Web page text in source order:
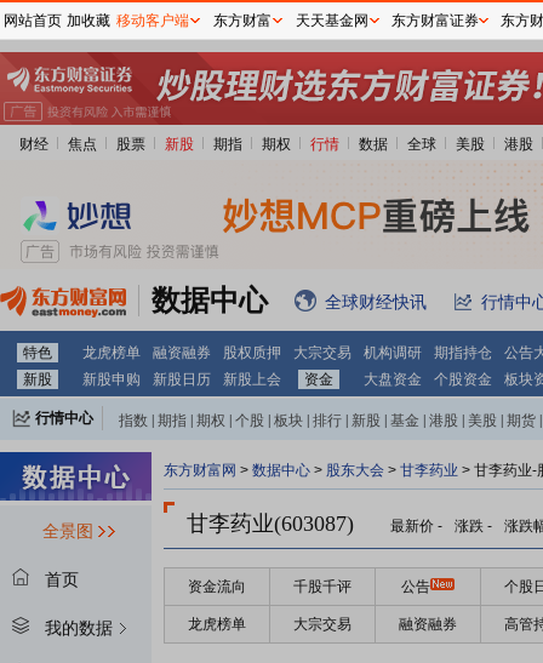
财经 焦点 股票 新股 期指 期权 行情 数据 全球 美股 港股
数据中心 全球财经快讯 行情中
特色 龙虎榜单 融资融券 股权质押 大宗交易 机构调研 期指持仓
公告
新股
新股申购 新股日历 新股上会 资金 大盘资金 个股资金 板块
行情中心 指数 期指 期权 个股 板块 排行 新股 基金 港股 美股 期货
全景图
首页
我的数据
东方财富网 > 数据中心 > 股东大会 > 甘李药业 > 甘李药业-
甘李药业(603087) 最新价 - 涨跌 - 涨跌
资金流向 千股千评 公告 个股
龙虎榜单 大宗交易 融资融券 高管
网站首页 加收藏 移动客户端 东方财富 天天基金网 东方财富证券 东方